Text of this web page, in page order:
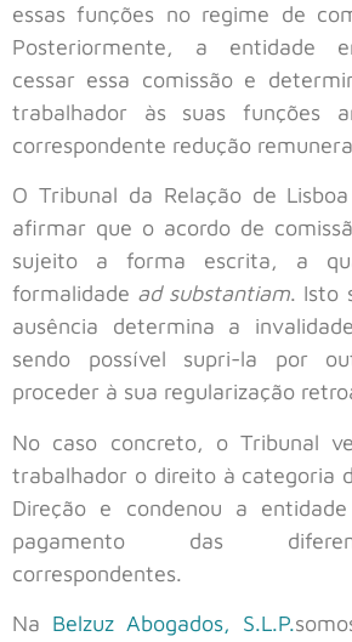
essas funções no regime de
Posteriormente, a entidade
cessar essa comissão e
trabalhador às suas funções
correspondente redução
O Tribunal da Relação de
afirmar que o acordo de
sujeito a forma escrita, a
formalidade ad substantiam. Isto
ausência determina a
sendo possível supri-la por
proceder à sua regularização
No caso concreto, o Tribunal
trabalhador o direito à categoria
Direção e condenou a
pagamento das
correspondentes.
Na Belzuz Abogados, S.L.P.